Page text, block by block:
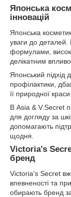
Японська
інновацій
Японська
уваги до деталей.
формулами,
делікатним
Японський підхід
профілактики,
її природної краси.
В Asia & V.Secret
для догляду за
допомагають
щодня.
Victoria's
бренд
Victoria's Secret
впевненості та
обирають бренд за